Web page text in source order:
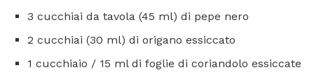
3 cucchiai da tavola (45 ml) di pepe nero
2 cucchiai (30 ml) di origano essiccato
1 cucchiaio / 15 ml di foglie di coriandolo essiccate